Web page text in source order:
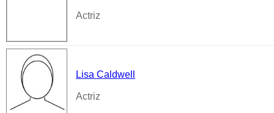
Actriz
Lisa Caldwell
Actriz